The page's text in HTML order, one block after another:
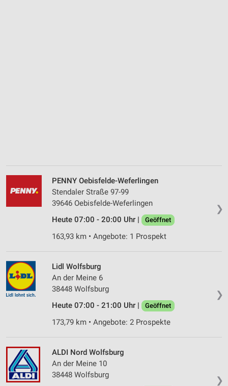
❯
PENNY Oebisfelde-Weferlingen
Stendaler Straße 97-99
39646 Oebisfelde-Weferlingen
Heute 07:00 - 20:00 Uhr |
Geöffnet
163,93 km • Angebote: 1 Prospekt
❯
Lidl Wolfsburg
An der Meine 6
38448 Wolfsburg
Heute 07:00 - 21:00 Uhr |
Geöffnet
173,79 km • Angebote: 2 Prospekte
❯
ALDI Nord Wolfsburg
An der Meine 10
38448 Wolfsburg